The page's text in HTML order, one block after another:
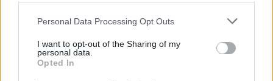
Please note that this website/app uses one or more Google
not limited to your visit or usage behaviour. You may click to
grant or deny consent to Google and its third-party tags to
use your data for below specified purposes in below Google
Personal Data Processing Opt Outs
I want to opt-out of the Sharing of my
personal data.
Opted In